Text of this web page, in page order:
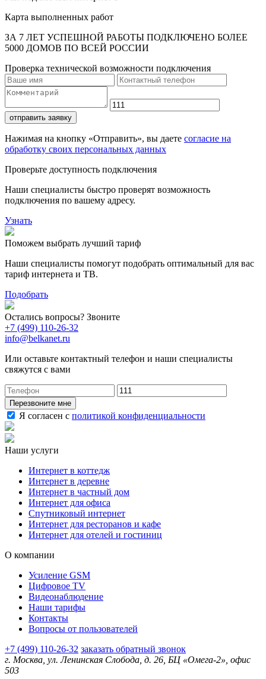
Карта выполненных работ
ЗА 7 ЛЕТ УСПЕШНОЙ РАБОТЫ ПОДКЛЮЧЕНО БОЛЕЕ
5000 ДОМОВ ПО ВСЕЙ РОССИИ
Проверка технической возможности подключения
отправить заявку
Нажимая на кнопку «Отправить», вы даете согласие на
обработку своих персональных данных
Проверьте доступность подключения
Наши специалисты быстро проверят возможность
подключения по вашему адресу.
Узнать
Поможем выбрать лучший тариф
Наши специалисты помогут подобрать оптимальный для вас
тариф интернета и ТВ.
Подобрать
Остались вопросы? Звоните
+7 (499) 110-26-32
info@belkanet.ru
Или оставьте контактный телефон и наши специалисты
свяжутся с вами
Перезвоните мне
Я согласен с политикой конфиденциальности
Наши услуги
Интернет в коттедж
Интернет в деревне
Интернет в частный дом
Интернет для офиса
Спутниковый интернет
Интернет для ресторанов и кафе
Интернет для отелей и гостиниц
О компании
Усиление GSM
Цифровое TV
Видеонаблюдение
Наши тарифы
Контакты
Вопросы от пользователей
+7 (499) 110-26-32 заказать обратный звонок
г. Москва, ул. Ленинская Слобода, д. 26, БЦ «Омега-2», офис
503